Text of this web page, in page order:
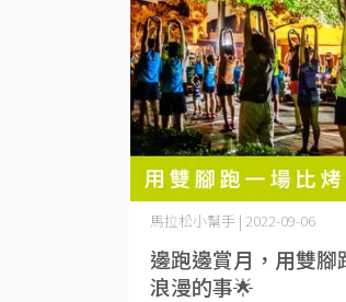
邊跑邊賞月，用雙腳
浪漫的事🌟
馬拉松小幫手 | 2022-09-06